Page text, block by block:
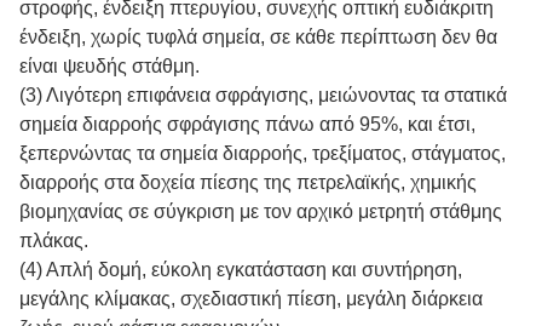
στροφής, ένδειξη πτερυγίου, συνεχής οπτική ευδιάκριτη
ένδειξη, χωρίς τυφλά σημεία, σε κάθε περίπτωση δεν θα
είναι ψευδής στάθμη.
(3) Λιγότερη επιφάνεια σφράγισης, μειώνοντας τα στατικά
σημεία διαρροής σφράγισης πάνω από 95%, και έτσι,
ξεπερνώντας τα σημεία διαρροής, τρεξίματος, στάγματος,
διαρροής στα δοχεία πίεσης της πετρελαϊκής, χημικής
βιομηχανίας σε σύγκριση με τον αρχικό μετρητή στάθμης
πλάκας.
(4) Απλή δομή, εύκολη εγκατάσταση και συντήρηση,
μεγάλης κλίμακας, σχεδιαστική πίεση, μεγάλη διάρκεια